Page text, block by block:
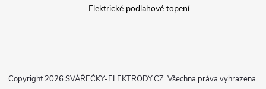
Elektrické podlahové topení
Copyright 2026 SVÁŘEČKY-ELEKTRODY.CZ. Všechna práva vyhrazena.